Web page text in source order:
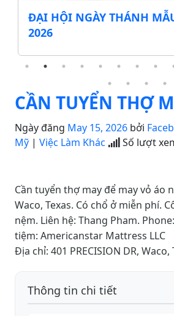
ĐẠI HỘI NGÀY THÁNH
2026
CẦN TUYỂN THỢ
Ngày đăng May 15, 2026 bởi
Mỹ | Việc Làm Khác Số lượt
Cần tuyển thợ may để may vỏ áo
Waco, Texas. Có chổ ở miễn phí.
nệm. Liên hệ: Thang Pham.
tiệm: Americanstar Mattress LLC
Địa chỉ: 401 PRECISION DR, Waco,
Thông tin chi tiết